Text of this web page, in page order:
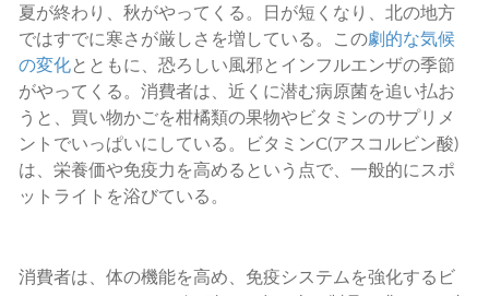
夏が終わり、秋がやってくる。日が短くなり、北の地方
ではすでに寒さが厳しさを増している。この劇的な気候
の変化とともに、恐ろしい風邪とインフルエンザの季節
がやってくる。消費者は、近くに潜む病原菌を追い払お
うと、買い物かごを柑橘類の果物やビタミンのサプリメ
ントでいっぱいにしている。ビタミンC(アスコルビン酸)
は、栄養価や免疫力を高めるという点で、一般的にスポ
ットライトを浴びている。
消費者は、体の機能を高め、免疫システムを強化するビ